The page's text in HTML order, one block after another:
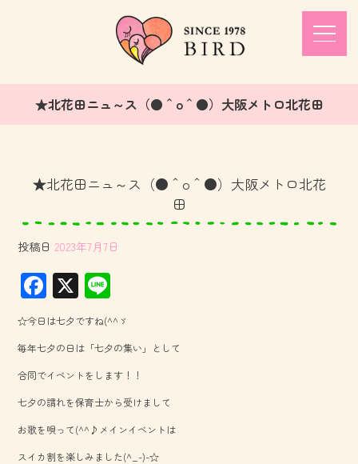
★北花田ニュ～ス（●＾o＾●）大阪メトロ北花田
★北花田ニュ～ス（●＾o＾●）大阪メトロ北花
田
投稿日 2023年7月7日
F
ac
e
b
o
ok
X
ne
☆今日は七夕ですね(^^ゞ
毎年七夕の日は「七夕の集い」として
合同でイベントをします！！
七夕の謂れを保育士から受けまして
お歌を唄って(^^♪メインイベントは
スイカ割を楽しみました(^_-)-☆